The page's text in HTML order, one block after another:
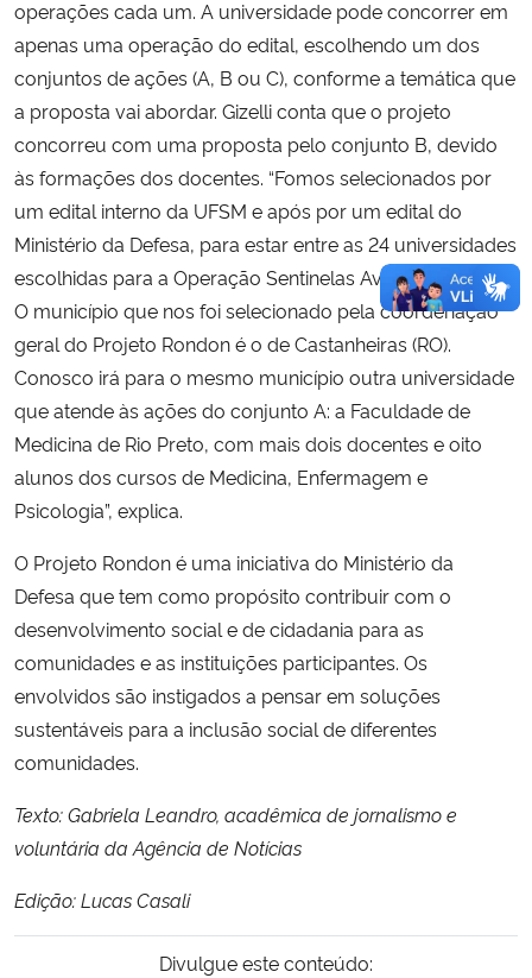
operações cada um. A universidade pode concorrer em
apenas uma operação do edital, escolhendo um dos
conjuntos de ações (A, B ou C), conforme a temática que
a proposta vai abordar. Gizelli conta que o projeto
concorreu com uma proposta pelo conjunto B, devido
às formações dos docentes. “Fomos selecionados por
um edital interno da UFSM e após por um edital do
Ministério da Defesa, para estar entre as 24 universidades
escolhidas para a Operação Sentinelas Avançadas 2023.
O município que nos foi selecionado pela coordenação
geral do Projeto Rondon é o de Castanheiras (RO).
Conosco irá para o mesmo município outra universidade
que atende às ações do conjunto A: a Faculdade de
Medicina de Rio Preto, com mais dois docentes e oito
alunos dos cursos de Medicina, Enfermagem e
Psicologia”, explica.
O Projeto Rondon é uma iniciativa do Ministério da
Defesa que tem como propósito contribuir com o
desenvolvimento social e de cidadania para as
comunidades e as instituições participantes. Os
envolvidos são instigados a pensar em soluções
sustentáveis para a inclusão social de diferentes
comunidades.
Texto: Gabriela Leandro, acadêmica de jornalismo e
voluntária da Agência de Notícias
Edição: Lucas Casali
Divulgue este conteúdo: